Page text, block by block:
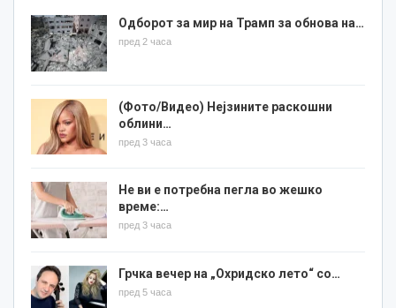
Одборот за мир на Трамп за обнова на…
пред 2 часа
(Фото/Видео) Нејзините раскошни
облини…
пред 3 часа
Не ви е потребна пегла во жешко
време:…
пред 3 часа
Грчка вечер на „Охридско лето“ со…
пред 5 часа